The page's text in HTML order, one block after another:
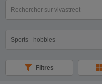
clé(s)
Filtres